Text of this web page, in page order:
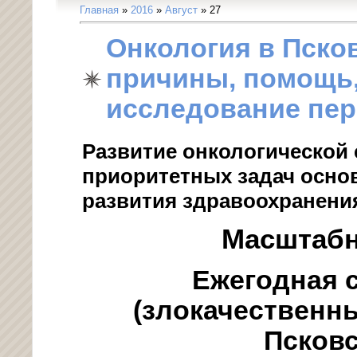
Главная » 2016 » Август » 27
Онкология в
причины, помощь,
исследование
Развитие
приоритетных задач
развития
Ежегодная